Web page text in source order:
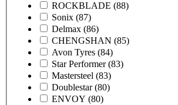
ROCKBLADE (88)
Sonix (87)
Delmax (86)
CHENGSHAN (85)
Avon Tyres (84)
Star Performer (83)
Mastersteel (83)
Doublestar (80)
ENVOY (80)